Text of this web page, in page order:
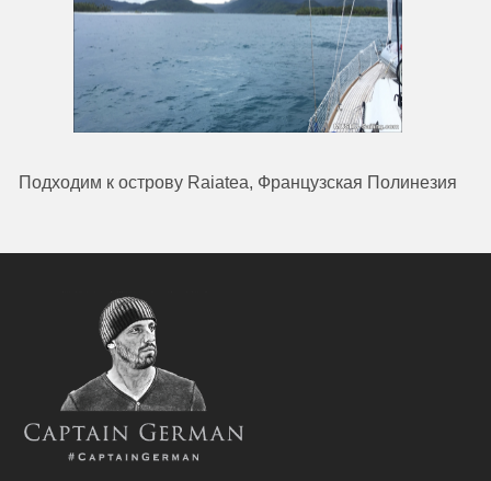
Подходим к острову Raiatea, Французская Полинезия